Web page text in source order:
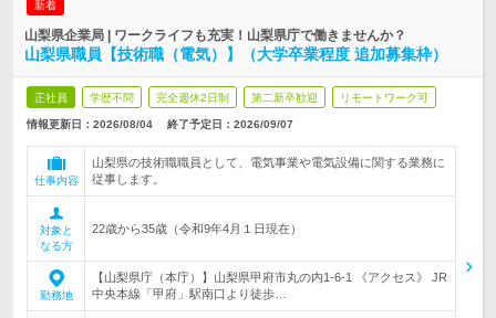
新着
山梨県企業局 | ワークライフも充実！山梨県庁で働きませんか？
山梨県職員【技術職（電気）】（大学卒業程度 追加募集枠）
正社員 学歴不問 完全週休2日制 第二新卒歓迎 リモートワーク可
情報更新日：2026/08/04 終了予定日： 2026/09/07
仕事内容
山梨県の技術職職員として、電気事業や電気設備に関する業務に
従事します。
対象と
なる方
22歳から35歳（令和9年4月１日現在）
勤務地
【山梨県庁（本庁）】山梨県甲府市丸の内1-6-1 《アクセス》 JR
中央本線「甲府」駅南口より徒歩…